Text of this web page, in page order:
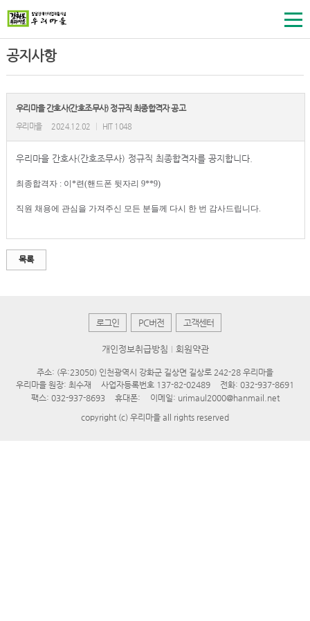
공지사항
우리마을 간호사(간호조무사) 정규직 최종합격자 공고
우리마을 2024.12.02 HIT 1048
우리마을 간호사(간호조무사) 정규직 최종합격자를 공지합니다.
최종합격자 : 이*련(핸드폰 뒷자리 9**9)
직원 채용에 관심을 가져주신 모든 분들께 다시 한 번 감사드립니다.
목록
로그인 PC버전 고객센터
개인정보취급방침 회원약관
주소: (우:23050) 인천광역시 강화군 길상면 길상로 242-28 우리마을
우리마을 원장: 최수재
사업자등록번호 137-82-02489
전화: 032-937-8691
팩스: 032-937-8693
휴대폰:
이메일: urimaul2000@hanmail.net
copyright (c) 우리마을 all rights reserved